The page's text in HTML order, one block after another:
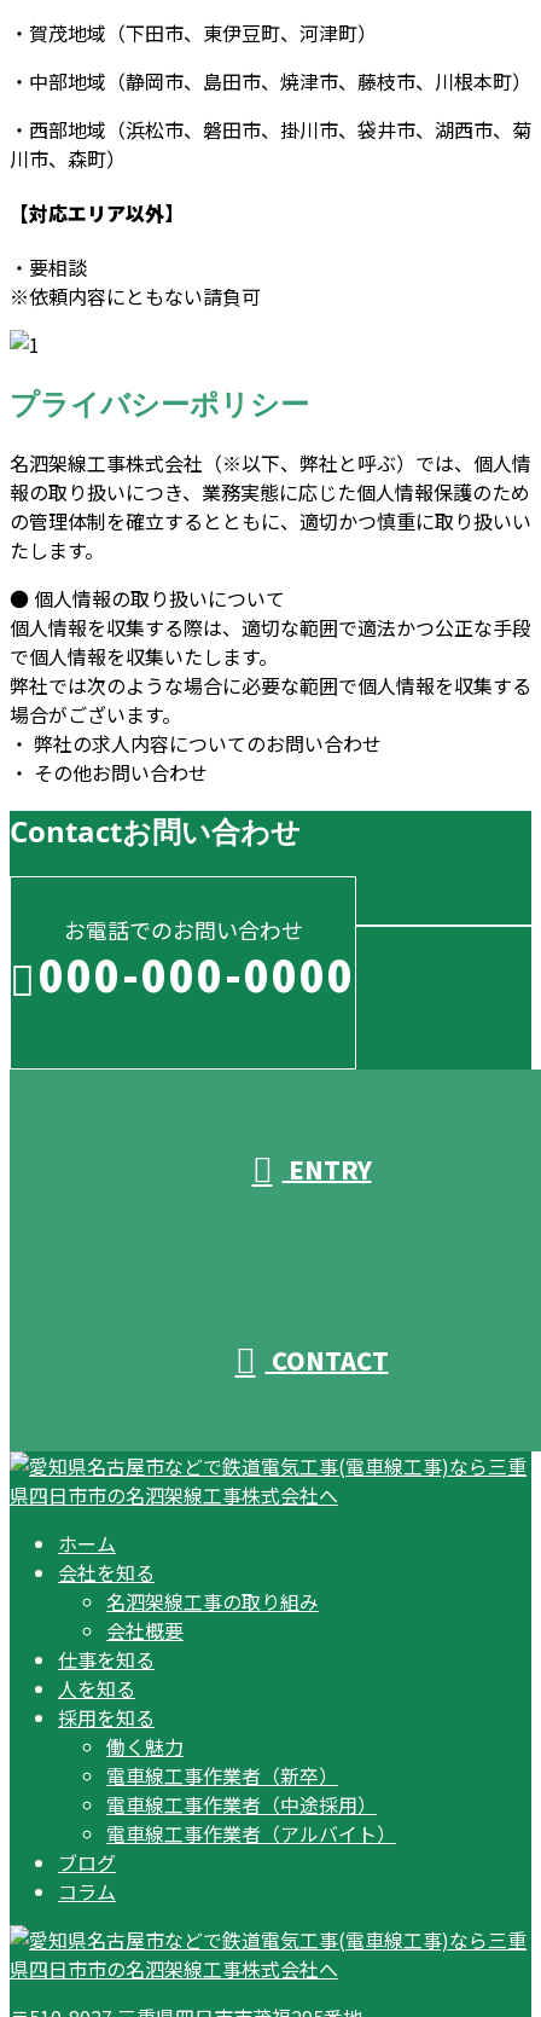
・賀茂地域（下田市、東伊豆町、河津町）
・中部地域（静岡市、島田市、焼津市、藤枝市、川根本町）
・西部地域（浜松市、磐田市、掛川市、袋井市、湖西市、菊
川市、森町）
【対応エリア以外】
・要相談
※依頼内容にともない請負可
プライバシーポリシー
名泗架線工事株式会社（※以下、弊社と呼ぶ）では、個人情
報の取り扱いにつき、業務実態に応じた個人情報保護のため
の管理体制を確立するとともに、適切かつ慎重に取り扱いい
たします。
● 個人情報の取り扱いについて
個人情報を収集する際は、適切な範囲で適法かつ公正な手段
で個人情報を収集いたします。
弊社では次のような場合に必要な範囲で個人情報を収集する
場合がございます。
・ 弊社の求人内容についてのお問い合わせ
・ その他お問い合わせ
Contactお問い合わせ
お電話でのお問い合わせ
000-000-0000
ENTRY
CONTACT
ホーム
会社を知る
名泗架線工事の取り組み
会社概要
仕事を知る
人を知る
採用を知る
働く魅力
電車線工事作業者（新卒）
電車線工事作業者（中途採用）
電車線工事作業者（アルバイト）
ブログ
コラム